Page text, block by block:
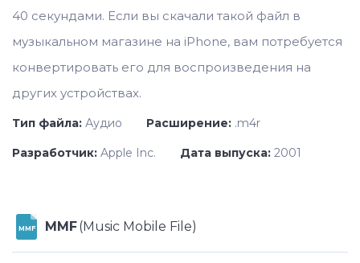
40 секундами. Если вы скачали такой файл в
музыкальном магазине на iPhone, вам потребуется
конвертировать его для воспроизведения на
других устройствах.
Тип файла: Аудио Расширение: .m4r
Разработчик: Apple Inc. Дата выпуска: 2001
MMF MMF(Music Mobile File)